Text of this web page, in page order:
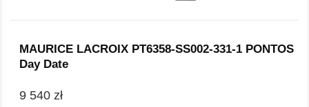
MAURICE LACROIX PT6358-SS002-331-1 PONTOS
Day Date
9 540 zł